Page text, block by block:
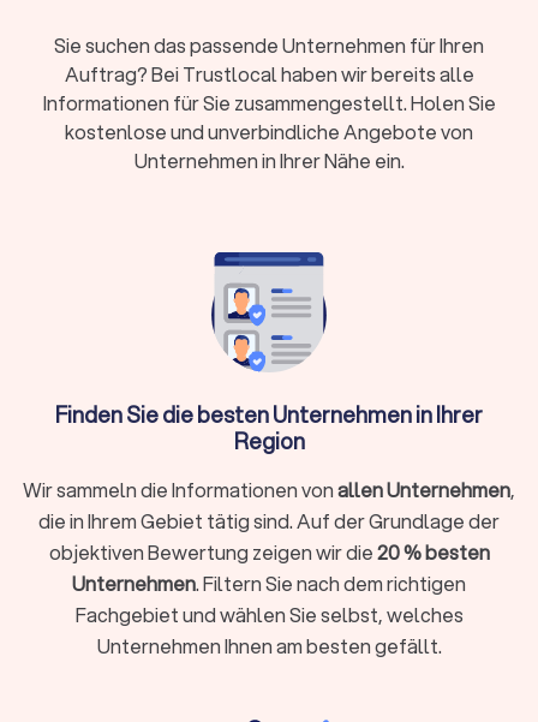
Projekte und direkten Kontakt, Agentur für
umfangreiche Shops und Teams
Beliebte Systeme:WordPress und Webflow für
Websites, Shopify und Shopware für Online-
Angebote, prüfen Sie Portfolios und
Bewertungen transparent
Webdesigner?
Ein Webdesigner gestaltet, entwickelt und optimiert
überzeugen und bei Google gefunden werden. Er verbindet
Design mit Strategie, Nutzerführung und technischer
Umsetzung.
Ein professioneller Webdesigner in Troisdorf kennt lokale
Märkte, rechtliche Anforderungen wie Impressum und
Datenschutz und gängige Content-Management-Systeme
(CMS). Ein guter Webdesigner liefert mehr als eine hübsche
Sie suchen das passende Unternehmen für Ihren
Auftrag? Bei Trustlocal haben wir bereits alle
Informationen für Sie zusammengestellt. Holen Sie
kostenlose und unverbindliche Angebote von
Unternehmen in Ihrer Nähe ein.
Finden Sie die besten Unternehmen in Ihrer
Region
Wir sammeln die Informationen vonallen Unternehmen,
die in Ihrem Gebiet tätig sind. Auf der Grundlage der
objektiven Bewertung zeigen wir die20 % besten
Unternehmen. Filtern Sie nach dem richtigen
Fachgebiet und wählen Sie selbst, welches
Unternehmen Ihnen am besten gefällt.